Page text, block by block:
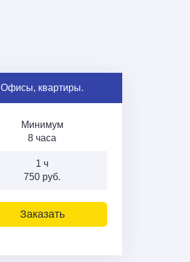
Офисы, квартиры.
Минимум
8 часа
1 ч
750 руб.
Заказать